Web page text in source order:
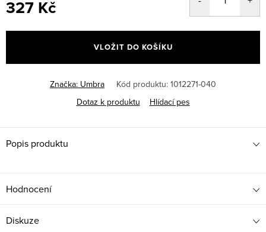
327 Kč
cena:
VLOŽIT DO KOŠÍKU
Značka: Umbra Kód produktu: 1012271-040
Dotaz k produktu
Hlídací pes
Popis produktu
Hodnocení
Diskuze